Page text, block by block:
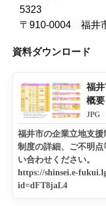
5323
〒910-0004 福井
資料ダウンロード
福
概要
JPG
福井市の企業立地支援
制度の詳細、ご不明
い合わせください。
https://shinsei.e-
id=dFT8jaL4